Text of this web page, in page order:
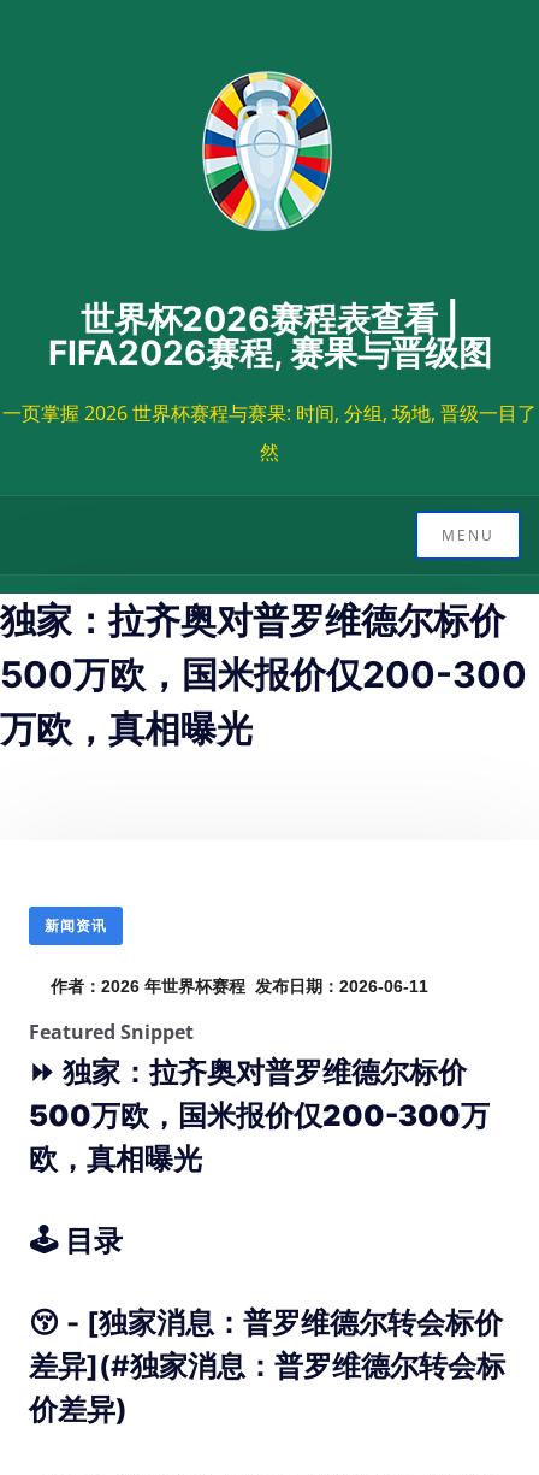
世界杯2026赛程表查看 |
FIFA2026赛程, 赛果与晋级图
一页掌握 2026 世界杯赛程与赛果: 时间, 分组, 场地, 晋级一目了
然
MENU
独家：拉齐奥对普罗维德尔标价
500万欧，国米报价仅200-300
万欧，真相曝光
新闻资讯
作者：2026 年世界杯赛程 发布日期：2026-06-11
Featured Snippet
⏩ 独家：拉齐奥对普罗维德尔标价
500万欧，国米报价仅200-300万
欧，真相曝光
🕹️ 目录
😚 - [独家消息：普罗维德尔转会标价
差异](#独家消息：普罗维德尔转会标
价差异)